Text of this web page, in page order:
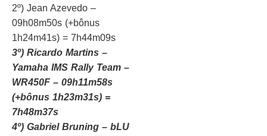
2º) Jean Azevedo –
09h08m50s (+bônus
1h24m41s) = 7h44m09s
3º) Ricardo Martins –
Yamaha IMS Rally Team –
WR450F – 09h11m58s
(+bônus 1h23m31s) =
7h48m37s
4º) Gabriel Bruning – bLU